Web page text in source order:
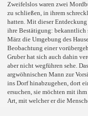
Zweifelslos waren zwei
zu schließen, in ihrem
hatten. Mit dieser
ihre Bestätigung: bekanntlich
März die Umgebung des
Beobachtung einer
Gruber hat sich auch dahin
aber nicht wegführen sehe.
argwöhnischen Mann zur
ins Dorf hinabzugehen, dort
ersuchen, sie möchten mit
Art, mit welcher er die